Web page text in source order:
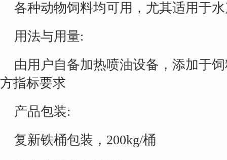
各种动物饲料均可用，尤其适用于
用法与用量:
由用户自备加热喷油设备，添加于
方指标要求
产品包装:
复新铁桶包装，200kg/桶